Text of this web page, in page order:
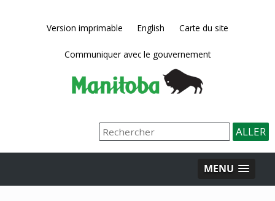
Version imprimable English Carte du site
Communiquer avec le gouvernement
MENU